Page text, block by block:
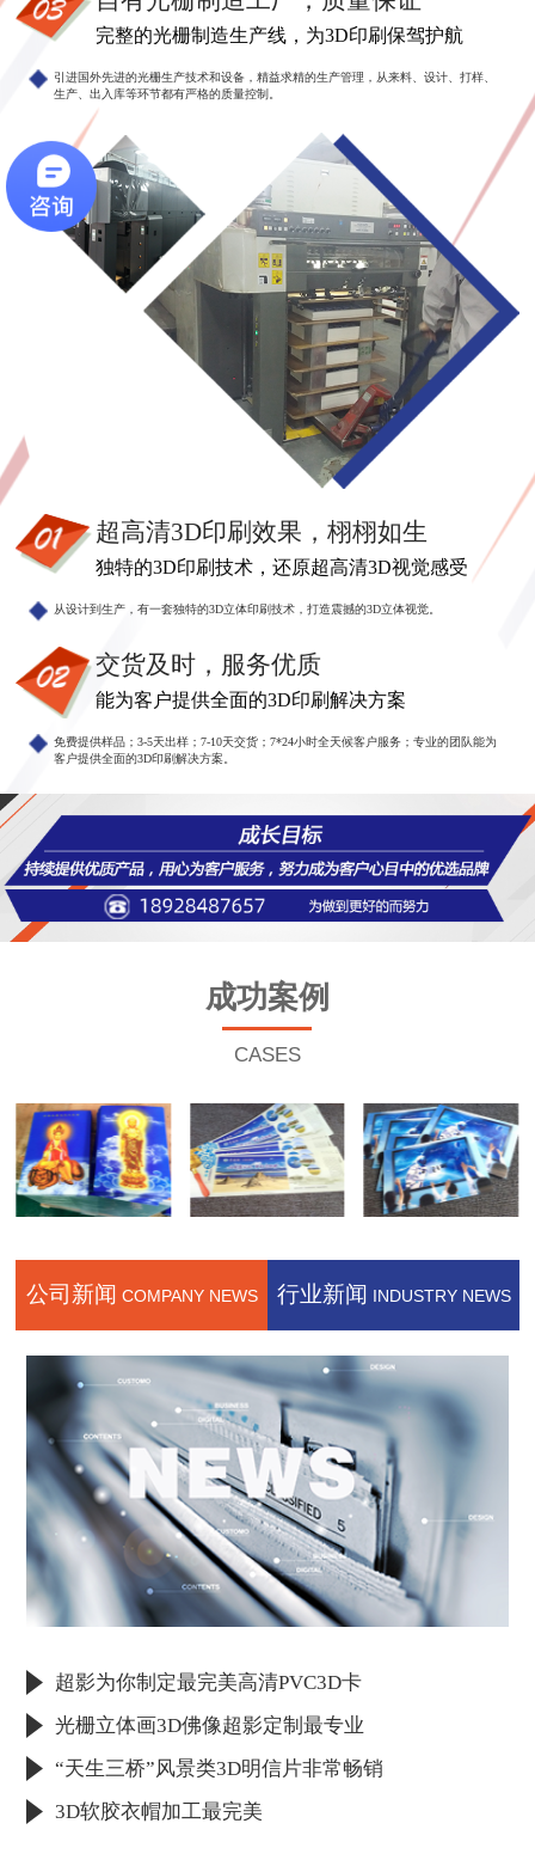
完整的光栅制造生产线，为3D印刷保驾护航
引进国外先进的光栅生产技术和设备，精益求精的生产管理，从来料、设计、打样、
生产、出入库等环节都有严格的质量控制。
超高清3D印刷效果，栩栩如生
独特的3D印刷技术，还原超高清3D视觉感受
从设计到生产，有一套独特的3D立体印刷技术，打造震撼的3D立体视觉。
交货及时，服务优质
能为客户提供全面的3D印刷解决方案
免费提供样品；3-5天出样；7-10天交货；7*24小时全天候客户服务；专业的团队能为
客户提供全面的3D印刷解决方案。
成功案例
CASES
公司新闻 COMPANY NEWS 行业新闻 INDUSTRY NEWS
超影为你制定最完美高清PVC3D卡
光栅立体画3D佛像超影定制最专业
“天生三桥”风景类3D明信片非常畅销
3D软胶衣帽加工最完美